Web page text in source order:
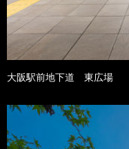
大阪駅前地下道 東広場